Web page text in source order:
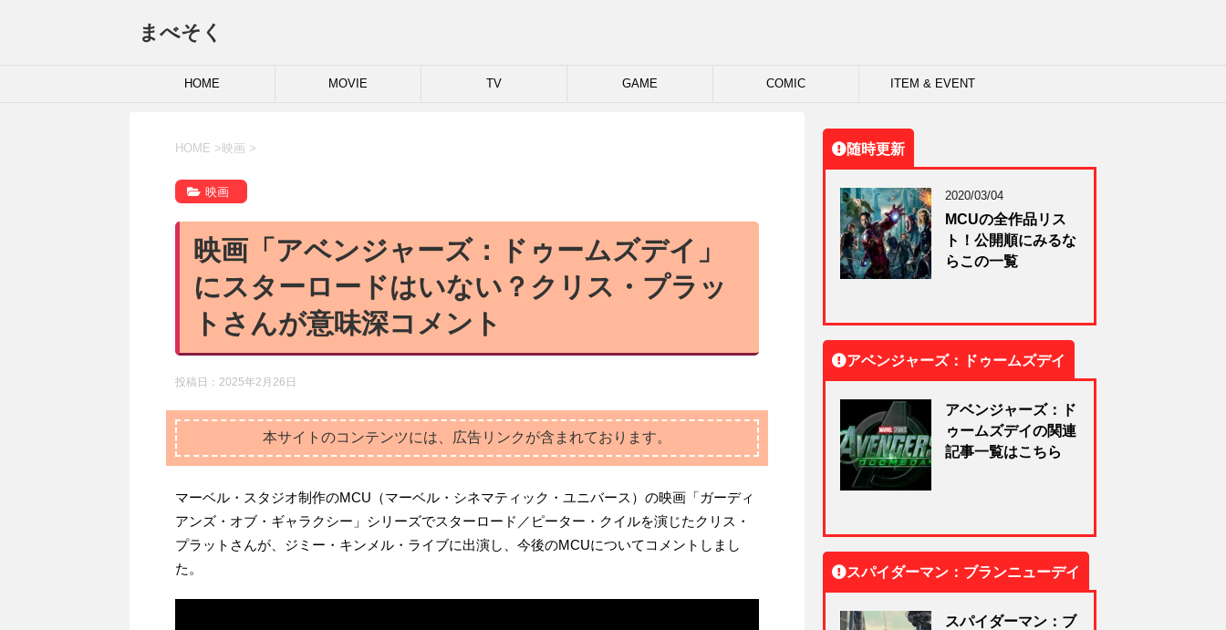
まべそく
HOME MOVIE TV GAME COMIC ITEM & EVENT
HOME > 映画 >
映画
映画「アベンジャーズ：ドゥームズデイ」
にスターロードはいない？クリス・プラッ
トさんが意味深コメント
投稿日： 2025年2月26日
本サイトのコンテンツには、広告リンクが含まれております。
マーベル・スタジオ制作のMCU（マーベル・シネマティック・ユニバース）の映画「ガーディ
アンズ・オブ・ギャラクシー」シリーズでスターロード／ピーター・クイルを演じたクリス・
プラットさんが、ジミー・キンメル・ライブに出演し、今後のMCUについてコメントしまし
た。
随時更新
2020/03/04
MCUの全作品リス
ト！公開順にみるな
らこの一覧
アベンジャーズ：ドゥームズデイ
アベンジャーズ：ド
ゥームズデイの関連
記事一覧はこちら
スパイダーマン：ブランニューデイ
スパイダーマン：ブ